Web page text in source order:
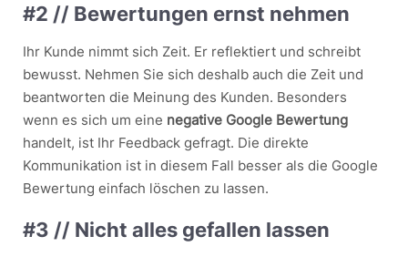
#2 // Bewertungen ernst nehmen
Ihr Kunde nimmt sich Zeit. Er reflektiert und schreibt
bewusst. Nehmen Sie sich deshalb auch die Zeit und
beantworten die Meinung des Kunden. Besonders
wenn es sich um eine negative Google Bewertung
handelt, ist Ihr Feedback gefragt. Die direkte
Kommunikation ist in diesem Fall besser als die Google
Bewertung einfach löschen zu lassen.
#3 // Nicht alles gefallen lassen